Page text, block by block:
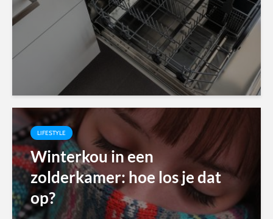
LIFESTYLE
Winterkou in een
zolderkamer: hoe los je dat
op?